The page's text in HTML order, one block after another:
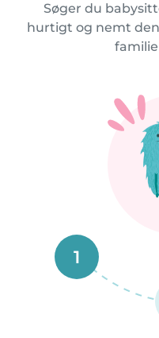
Søger du
hurtigt og nemt
1